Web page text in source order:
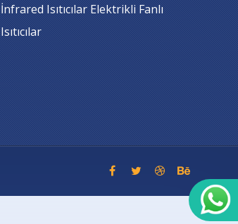
İnfrared Isıtıcılar Elektrikli Fanlı
Isıtıcılar